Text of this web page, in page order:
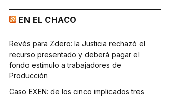
EN EL CHACO
Revés para Zdero: la Justicia rechazó el
recurso presentado y deberá pagar el
fondo estímulo a trabajadores de
Producción
Caso EXEN: de los cinco implicados tres